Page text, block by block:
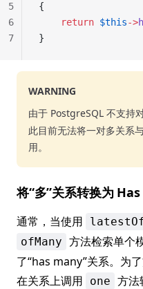
{
    return
$this->
}
5
6
7
WARNING
由于 PostgreSQL 不支持
此目前无法将一对多关系
用。
将“多”关系转换为
通常，当使用
ofMany 方法检索单个
了“has many”关系。为
在关系上调用
one 方法